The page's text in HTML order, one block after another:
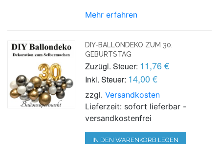
Mehr erfahren
DIY-BALLONDEKO ZUM 30.
GEBURTSTAG
Zuzügl. Steuer: 11,76 €
Inkl. Steuer: 14,00 €
zzgl.Versandkosten
Lieferzeit: sofort lieferbar -
versandkostenfrei
IN DEN WARENKORB LEGEN